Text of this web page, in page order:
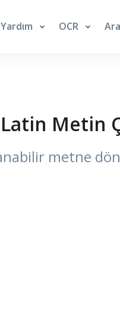
Yardım OCR
Metin
metne